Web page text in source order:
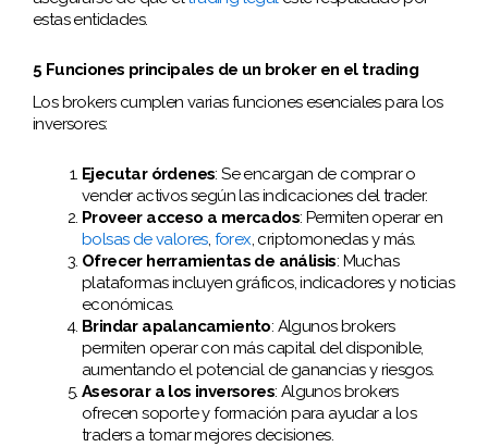
estas entidades.
5 Funciones principales de un broker en el trading
Los brokers cumplen varias funciones esenciales para los
inversores:
Ejecutar órdenes: Se encargan de comprar o
vender activos según las indicaciones del trader.
Proveer acceso a mercados: Permiten operar en
bolsas de valores, forex, criptomonedas y más.
Ofrecer herramientas de análisis: Muchas
plataformas incluyen gráficos, indicadores y noticias
económicas.
Brindar apalancamiento: Algunos brokers
permiten operar con más capital del disponible,
aumentando el potencial de ganancias y riesgos.
Asesorar a los inversores: Algunos brokers
ofrecen soporte y formación para ayudar a los
traders a tomar mejores decisiones.